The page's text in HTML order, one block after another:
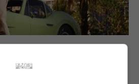
Vintage Vice City | Visão